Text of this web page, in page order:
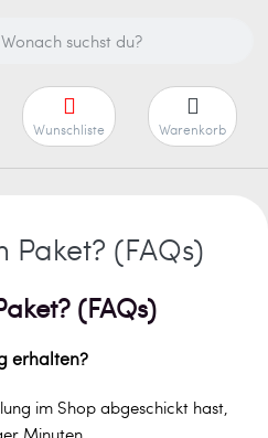
Wunschliste Warenkorb
(FAQs)
(FAQs)
erhalten?
im Shop abgeschickt hast,
Minuten